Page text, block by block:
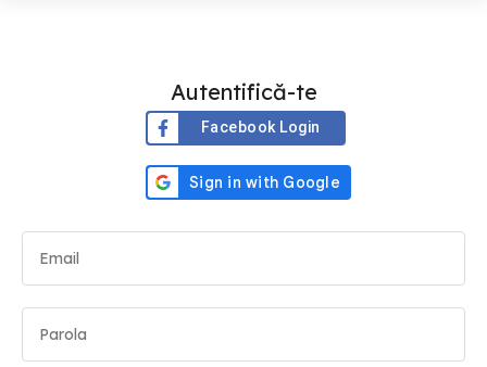
Autentifică-te
Facebook Login